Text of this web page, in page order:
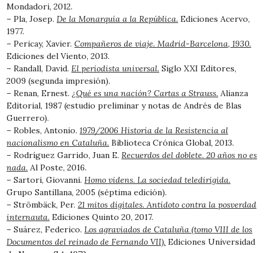
Mondadori, 2012.
– Pla, Josep.De la Monarquía a la República. Ediciones Acervo,
1977.
– Pericay, Xavier.Compañeros de viaje. Madrid-Barcelona, 1930.
Ediciones del Viento, 2013.
– Randall, David.El periodista universal. Siglo XXI Editores,
2009 (segunda impresión).
– Renan, Ernest.¿Qué es una nación? Cartas a Strauss. Alianza
Editorial, 1987 (estudio preliminar y notas de Andrés de Blas
Guerrero).
– Robles, Antonio.1979/2006 Historia de la Resistencia al
nacionalismo en Cataluña. Biblioteca Crónica Global, 2013.
– Rodríguez Garrido, Juan E.Recuerdos del doblete. 20 años no es
nada. Al Poste, 2016.
– Sartori, Giovanni.Homo videns. La sociedad teledirigida.
Grupo Santillana, 2005 (séptima edición).
– Strömbäck, Per.21 mitos digitales. Antídoto contra la posverdad
internauta. Ediciones Quinto 20, 2017.
– Suárez, Federico.Los agraviados de Cataluña (tomo VIII de los
Documentos del reinado de Fernando VII). Ediciones Universidad